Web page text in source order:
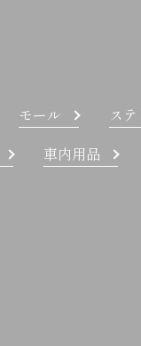
モール
ス
車内用品